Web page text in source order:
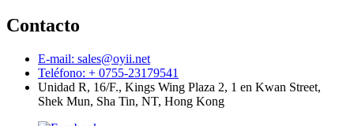
Contacto
E-mail: sales@oyii.net
Teléfono: + 0755-23179541
Unidad R, 16/F., Kings Wing Plaza 2, 1 en Kwan Street,
Shek Mun, Sha Tin, NT, Hong Kong